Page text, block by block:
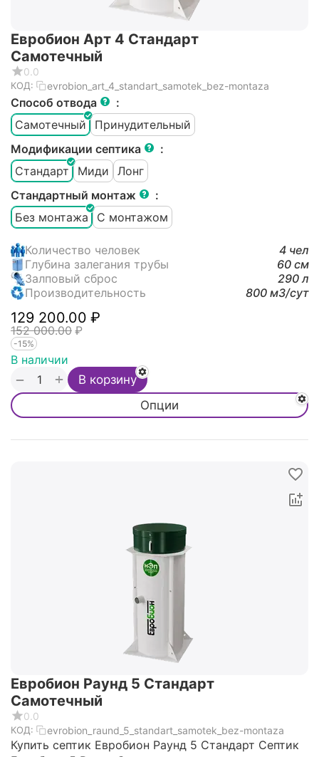
Евробион Арт 4 Стандарт
Самотечный
0.0
КОД: evrobion_art_4_standart_samotek_bez-montaza
Способ отвода
:
Самотечный
Принудительный
Модификации септика
:
Стандарт
Миди
Лонг
Стандартный монтаж
:
Без монтажа
С монтажом
Количество человек
4 чел
Глубина залегания трубы
60 см
Залповый сброс
290 л
Производительность
800 м3/cут
129 200.00 ₽
152 000.00 ₽
-15%
Опции
В наличии
+
− В корзину
Евробион Раунд 5 Стандарт
Самотечный
0.0
КОД: evrobion_raund_5_standart_samotek_bez-montaza
Купить септик Евробион Раунд 5 Стандарт Септик